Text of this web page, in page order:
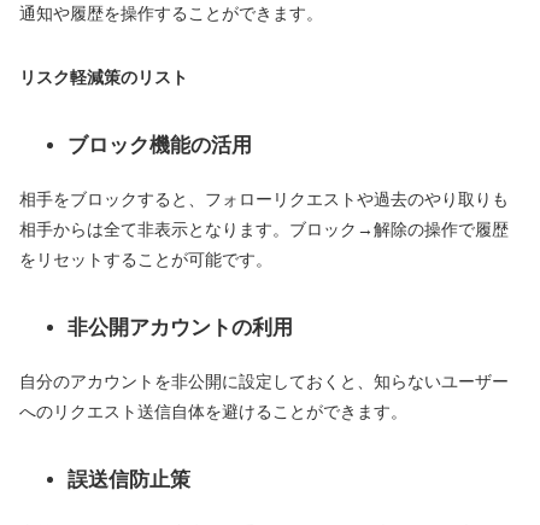
通知や履歴を操作することができます。
リスク軽減策のリスト
ブロック機能の活用
相手をブロックすると、フォローリクエストや過去のやり取りも
相手からは全て非表示となります。ブロック→解除の操作で履歴
をリセットすることが可能です。
非公開アカウントの利用
自分のアカウントを非公開に設定しておくと、知らないユーザー
へのリクエスト送信自体を避けることができます。
誤送信防止策